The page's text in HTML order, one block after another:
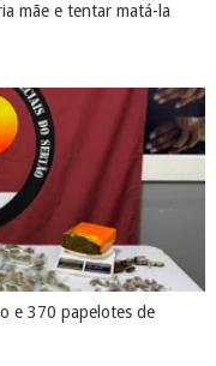
mãe e tentar matá-la
e 370 papelotes de